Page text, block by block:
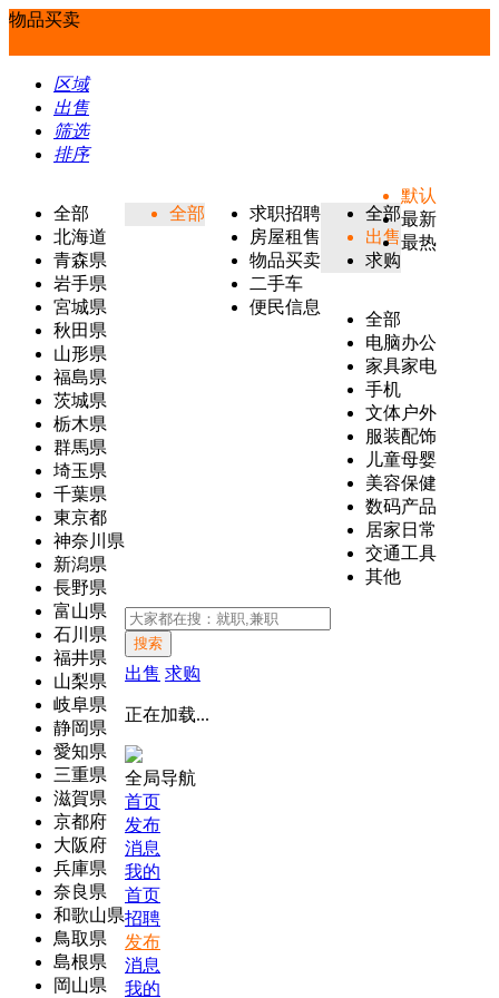
物品买卖
区域
出售
筛选
排序
全部
北海道
青森県
岩手県
宮城県
秋田県
山形県
福島県
茨城県
栃木県
群馬県
埼玉県
千葉県
東京都
神奈川県
新潟県
長野県
富山県
石川県
福井県
山梨県
岐阜県
静岡県
愛知県
三重県
滋賀県
京都府
大阪府
兵庫県
奈良県
和歌山県
鳥取県
島根県
岡山県
全部
求职招聘
房屋租售
物品买卖
二手车
便民信息
全部
出售
求购
全部
电脑办公
家具家电
手机
文体户外
服装配饰
儿童母婴
美容保健
数码产品
居家日常
交通工具
其他
默认
最新
最热
搜索
出售 求购
正在加载...
全局导航
首页
发布
消息
我的
首页
招聘
发布
消息
我的